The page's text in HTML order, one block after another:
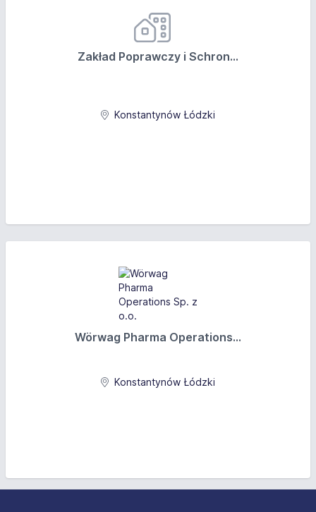
Zakład Poprawczy i Schron...
Konstantynów Łódzki
Wörwag Pharma Operations...
Konstantynów Łódzki